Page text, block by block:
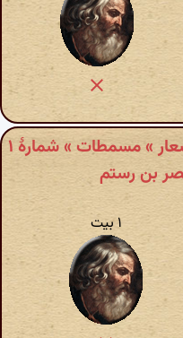
مسعود سعد سلمان » دیوان اشعار » مسمطات » شمارهٔ ۱
بن رستم
۱ بیت